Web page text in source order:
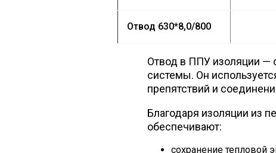
Отвод 630*8,0/800
Отвод в ППУ изоляции —
системы. Он
препятствий и
Благодаря изоляции из
обеспечивают:
сохранение тепловой